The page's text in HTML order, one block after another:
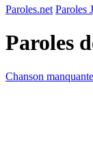
Paroles.net Paroles
Paroles
Chanson